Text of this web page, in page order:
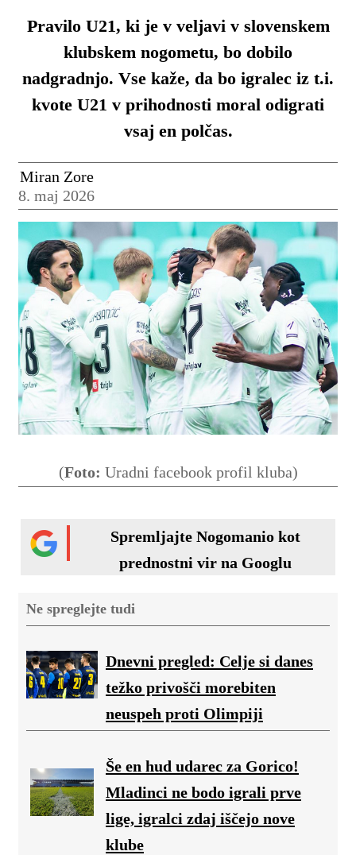
Pravilo U21, ki je v veljavi v slovenskem
klubskem nogometu, bo dobilo
nadgradnjo. Vse kaže, da bo igralec iz t.i.
kvote U21 v prihodnosti moral odigrati
vsaj en polčas.
Miran Zore
8. maj 2026
(Foto: Uradni facebook profil kluba)
Spremljajte Nogomanio kot
prednostni vir na Googlu
Ne spreglejte tudi
Dnevni pregled: Celje si danes
težko privošči morebiten
neuspeh proti Olimpiji
Še en hud udarec za Gorico!
Mladinci ne bodo igrali prve
lige, igralci zdaj iščejo nove
klube